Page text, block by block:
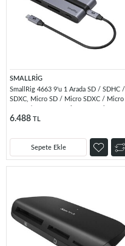
SMALLRİG
SmallRig 4663 9'u 1 Arada SD / SDHC /
SDXC, Micro SD / Micro SDXC / Micro
6.488 TL
Sepete Ekle